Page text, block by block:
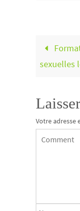
sexuelles
Votre adresse